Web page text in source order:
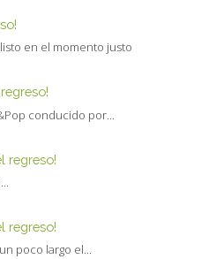
en el momento justo
conducido por...
regreso!
regreso!
poco largo el...